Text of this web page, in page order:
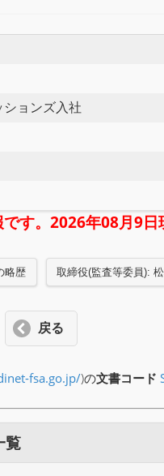
ョンズ入社
す。2026年08月9
略歴 取締役(監査等委員):
戻る
fsa.go.jp/)の文書コード
覧